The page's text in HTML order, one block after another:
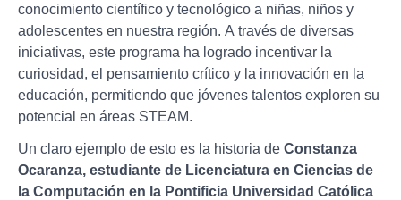
conocimiento científico y tecnológico a niñas, niños y
adolescentes en nuestra región. A través de diversas
iniciativas, este programa ha logrado incentivar la
curiosidad, el pensamiento crítico y la innovación en la
educación, permitiendo que jóvenes talentos exploren su
potencial en áreas STEAM.
Un claro ejemplo de esto es la historia de Constanza
Ocaranza, estudiante de Licenciatura en Ciencias de
la Computación en la Pontificia Universidad Católica